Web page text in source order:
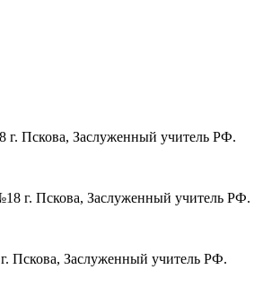
г. Пскова, Заслуженный учитель РФ.
г. Пскова, Заслуженный учитель РФ.
Пскова, Заслуженный учитель РФ.